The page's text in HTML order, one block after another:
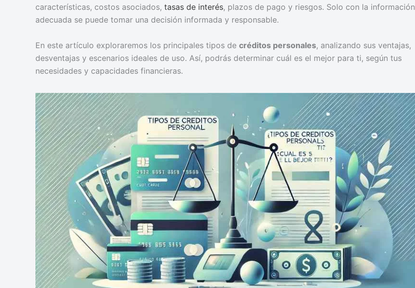
características, costos asociados, tasas de interés, plazos de pago y riesgos. Solo con la información
adecuada se puede tomar una decisión informada y responsable.
En este artículo exploraremos los principales tipos de créditos personales, analizando sus ventajas,
desventajas y escenarios ideales de uso. Así, podrás determinar cuál es el mejor para ti, según tus
necesidades y capacidades financieras.